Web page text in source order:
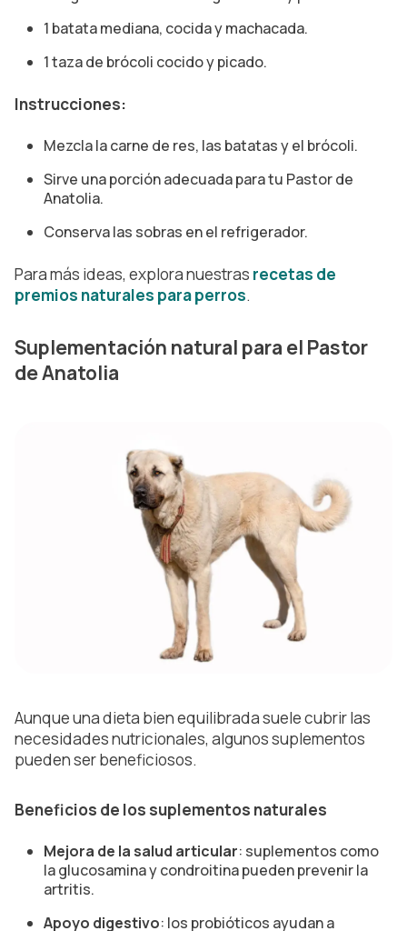
1 batata mediana, cocida y machacada.
1 taza de brócoli cocido y picado.
Instrucciones:
Mezcla la carne de res, las batatas y el brócoli.
Sirve una porción adecuada para tu Pastor de
Anatolia.
Conserva las sobras en el refrigerador.
Para más ideas, explora nuestras recetas de
premios naturales para perros.
Suplementación natural para el Pastor
de Anatolia
Aunque una dieta bien equilibrada suele cubrir las
necesidades nutricionales, algunos suplementos
pueden ser beneficiosos.
Beneficios de los suplementos naturales
Mejora de la salud articular: suplementos como
la glucosamina y condroitina pueden prevenir la
artritis.
Apoyo digestivo: los probióticos ayudan a